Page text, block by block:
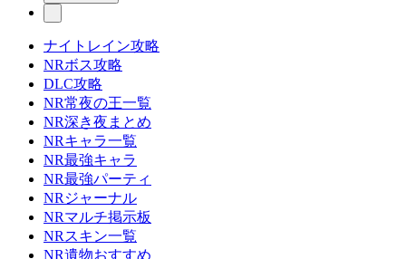
ナイトレイン攻略
NRボス攻略
DLC攻略
NR常夜の王一覧
NR深き夜まとめ
NRキャラ一覧
NR最強キャラ
NR最強パーティ
NRジャーナル
NRマルチ掲示板
NRスキン一覧
NR遺物おすすめ